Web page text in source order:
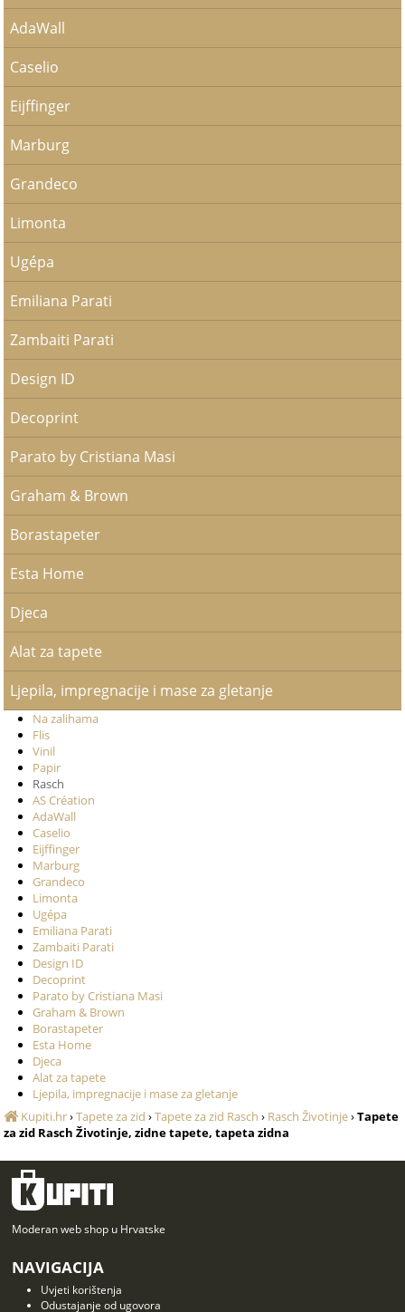
AdaWall
Caselio
Eijffinger
Marburg
Grandeco
Limonta
Ugépa
Emiliana Parati
Zambaiti Parati
Design ID
Decoprint
Parato by Cristiana Masi
Graham & Brown
Borastapeter
Esta Home
Djeca
Alat za tapete
Ljepila, impregnacije i mase za gletanje
Na zalihama
Flis
Vinil
Papir
Rasch
AS Création
AdaWall
Caselio
Eijffinger
Marburg
Grandeco
Limonta
Ugépa
Emiliana Parati
Zambaiti Parati
Design ID
Decoprint
Parato by Cristiana Masi
Graham & Brown
Borastapeter
Esta Home
Djeca
Alat za tapete
Ljepila, impregnacije i mase za gletanje
Kupiti.hr›Tapete za zid ›Tapete za zid Rasch › Rasch Životinje›Tapete
za zid Rasch Životinje, zidne tapete, tapeta zidna
Moderan web shop u Hrvatske
NAVIGACIJA
Uvjeti korištenja
Odustajanje od ugovora